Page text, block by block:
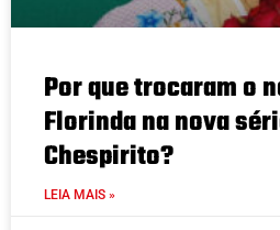
Por que trocaram o
Florinda na nova
Chespirito?
LEIA MAIS »